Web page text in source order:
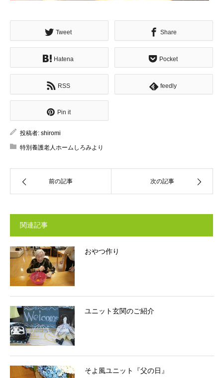
Tweet Share
Hatena Pocket
RSS feedly
Pin it
投稿者: shiromi
特別養護老人ホームしろみより
前の記事 次の記事
関連記事
おやつ作り
ユニット玄関のご紹介
そよ風ユニット『父の日』